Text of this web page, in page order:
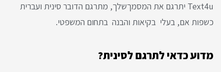
Text4u יתרגם את המסמךשלך, מתרגם הדובר סינית ועברית
כשפות אם, בעלי בקיאות והבנה בתחום המשפטי.
מדוע כדאי לתרגם לסינית?